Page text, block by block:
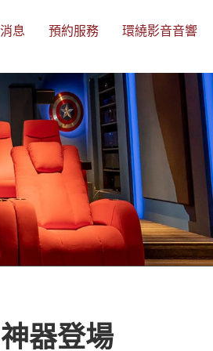
息 預約服務 環繞影音音響
器登場